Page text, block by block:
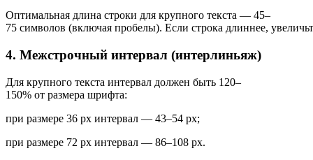
Оптимальная длина строки для крупного текста — 45–
75 символов (включая пробелы). Если строка длиннее,
4. Межстрочный интервал (интерлиньяж)
Для крупного текста интервал должен быть 120–
150% от размера шрифта:
при размере 36 px интервал — 43–54 px;
при размере 72 px интервал — 86–108 px.